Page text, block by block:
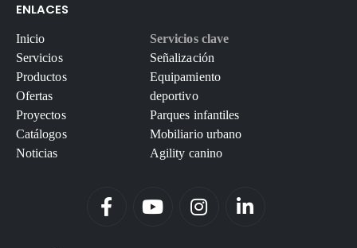
ENLACES
Inicio
Servicios
Productos
Ofertas
Proyectos
Catálogos
Noticias
Servicios clave
Señalización
Equipamiento
deportivo
Parques infantiles
Mobiliario urbano
Agility canino